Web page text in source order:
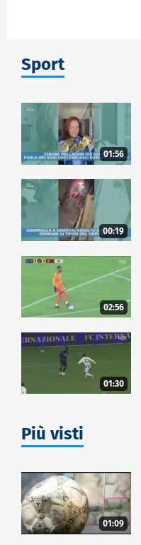
Sport
01:56
00:19
02:56
01:30
Più visti
01:09